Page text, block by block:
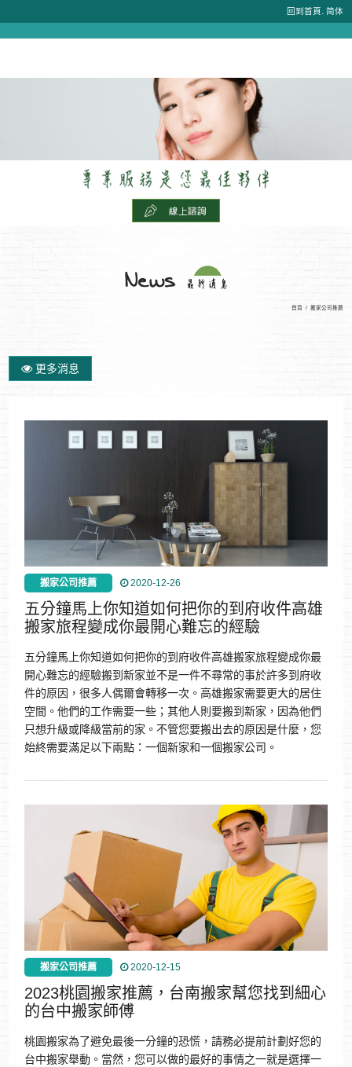
回到首頁. 简体
首頁 / 搬家公司推薦
更多消息
搬家公司推薦 2020-12-26
五分鐘馬上你知道如何把你的到府收件高雄
搬家旅程變成你最開心難忘的經驗
五分鐘馬上你知道如何把你的到府收件高雄搬家旅程變成你最
開心難忘的經驗搬到新家並不是一件不尋常的事於許多到府收
件的原因，很多人偶爾會轉移一次。高雄搬家需要更大的居住
空間。他們的工作需要一些；其他人則要搬到新家，因為他們
只想升級或降級當前的家。不管您要搬出去的原因是什麼，您
始終需要滿足以下兩點：一個新家和一個搬家公司。
搬家公司推薦 2020-12-15
2023桃園搬家推薦，台南搬家幫您找到細心
的台中搬家師傅
桃園搬家為了避免最後一分鐘的恐慌，請務必提前計劃好您的
台中搬家舉動。當然，您可以做的最好的事情之一就是選擇一